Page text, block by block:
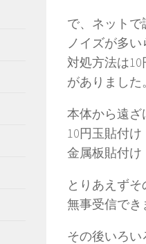
で、ネット
ノイズが多い
対処方法は
がありました。
本体から遠ざ
10円玉貼付け
金属板貼付け
とりあえず
無事受信でき
その後いろ